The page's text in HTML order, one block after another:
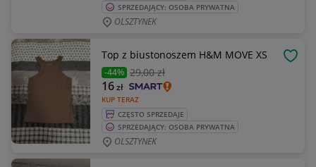
SPRZEDAJĄCY: OSOBA PRYWATNA
OLSZTYNEK
Top z biustonoszem H&M MOVE XS
-44% 29,00 zł
KUP TERAZ
16zł
CZĘSTO SPRZEDAJE
SPRZEDAJĄCY: OSOBA PRYWATNA
OLSZTYNEK